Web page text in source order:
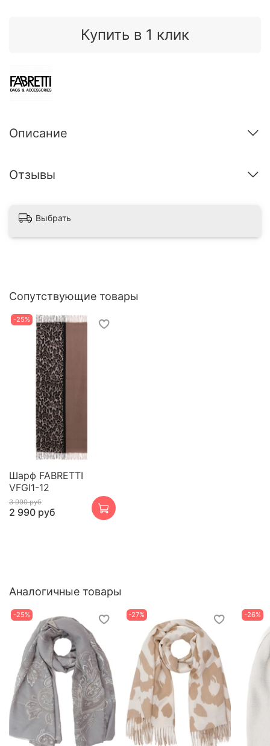
Купить в 1 клик
Описание
Отзывы
Выбрать
Сопутствующие товары
-25%
Шарф FABRETTI
VFGI1-12
3 990 руб
2 990 руб
Аналогичные товары
-25% -27% -26%